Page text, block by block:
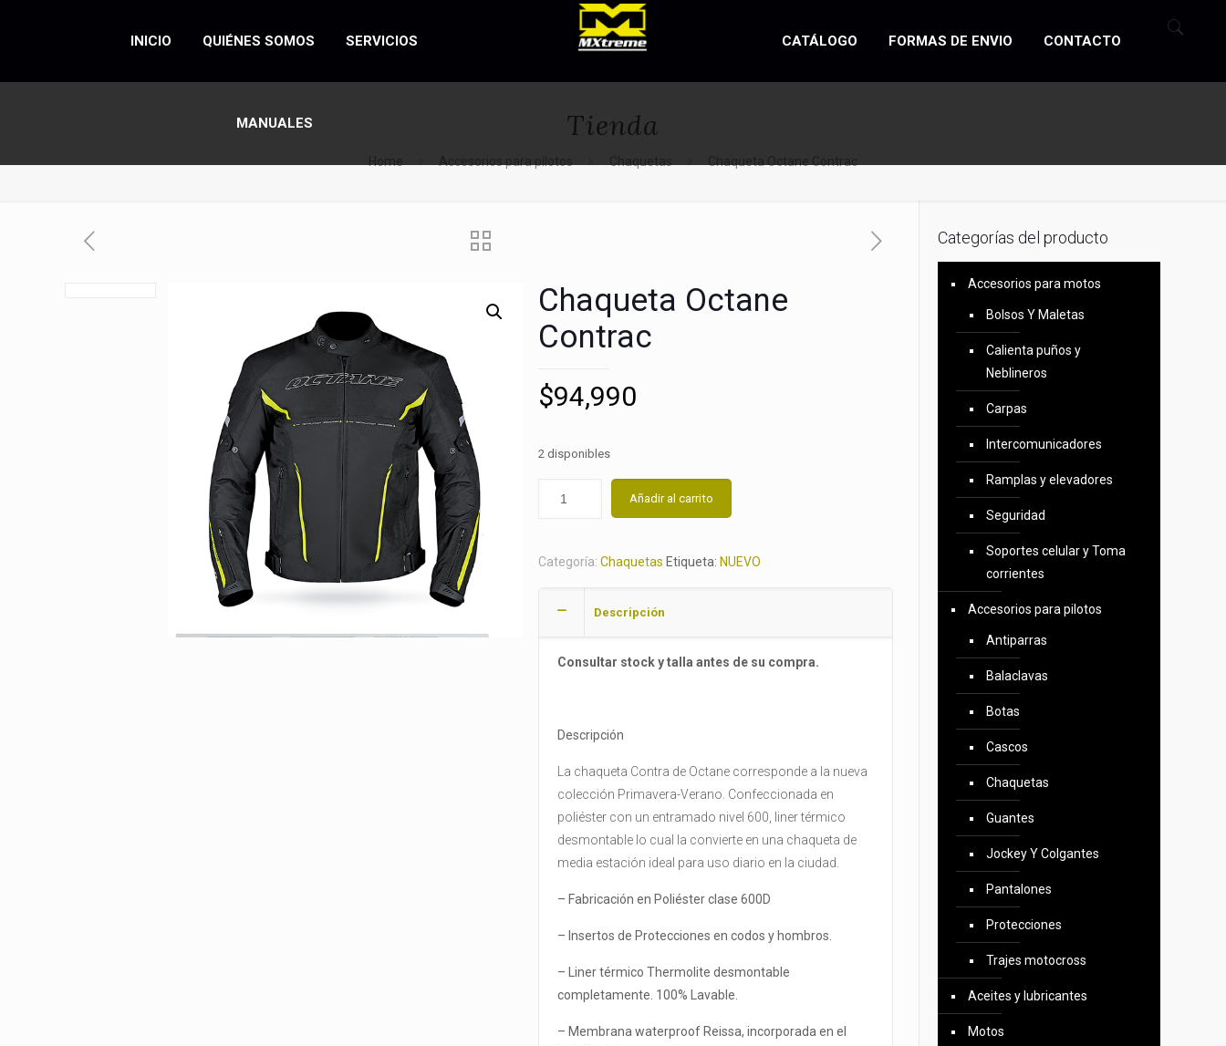
INICIO QUIÉNES SOMOS SERVICIOS
MANUALES
CATÁLOGO FORMAS DE ENVIO CONTACTO
Tienda
Chaqueta Octane
Contrac
$94,990
2 disponibles
Añadir al carrito
Categoría:Chaquetas Etiqueta: NUEVO
Descripción
Consultar stock y talla antes de su compra.
Descripción
La chaqueta Contra de Octane corresponde a la nueva
colección Primavera-Verano. Confeccionada en
poliéster con un entramado nivel 600, liner térmico
desmontable lo cual la convierte en una chaqueta de
media estación ideal para uso diario en la ciudad.
– Fabricación en Poliéster clase 600D
– Insertos de Protecciones en codos y hombros.
– Liner térmico Thermolite desmontable
completamente. 100% Lavable.
– Membrana waterproof Reissa, incorporada en el
Categorías del producto
Accesorios para motos
Bolsos Y Maletas
Calienta puños y
Neblineros
Carpas
Intercomunicadores
Ramplas y elevadores
Seguridad
Soportes celular y Toma
corrientes
Accesorios para pilotos
Antiparras
Balaclavas
Botas
Cascos
Chaquetas
Guantes
Jockey Y Colgantes
Pantalones
Protecciones
Trajes motocross
Aceites y lubricantes
Motos